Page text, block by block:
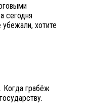
сегодня
хотите
Когда грабёж